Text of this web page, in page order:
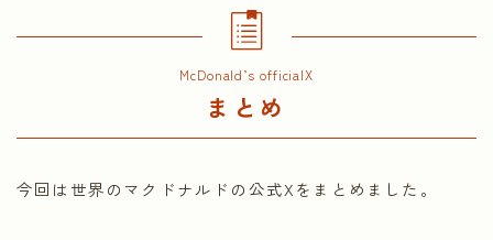
McDonald’s officialX
まとめ
今回は世界のマクドナルドの公式Xをまとめました。